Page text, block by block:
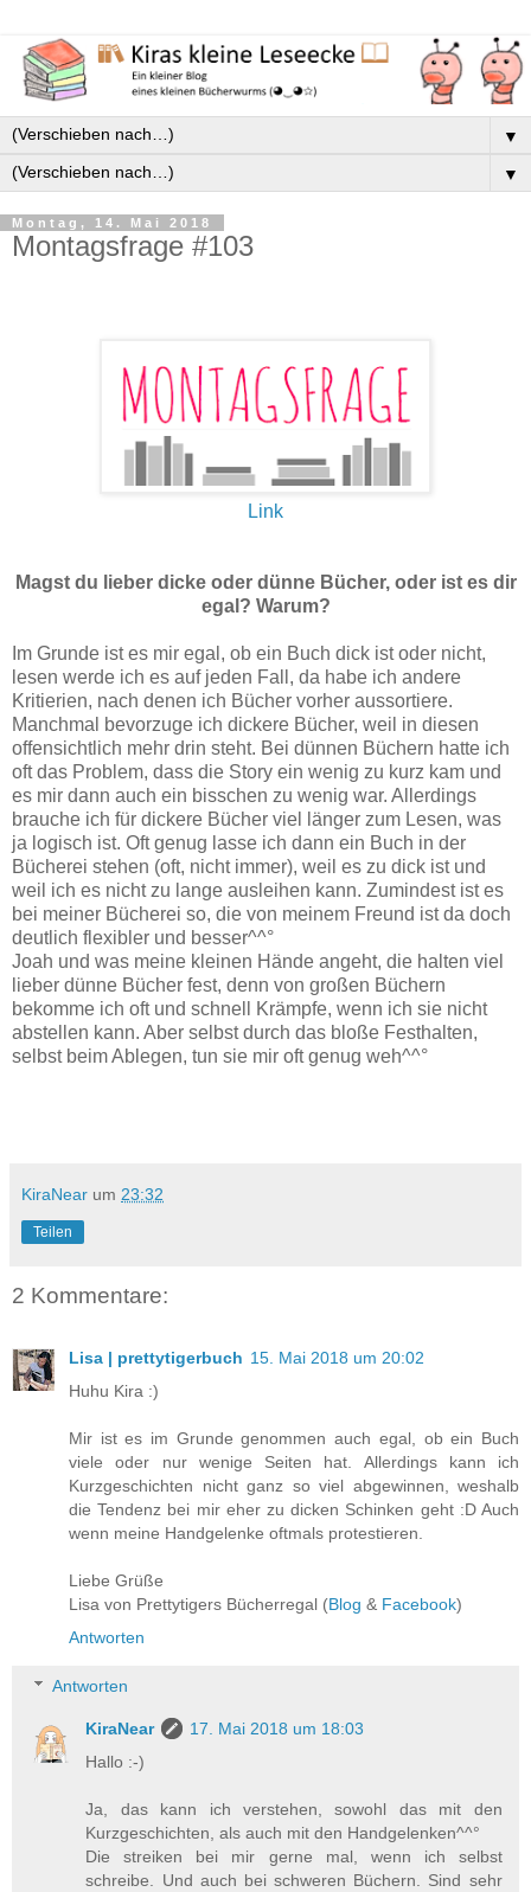
▼
▼
Montag, 14. Mai 2018
Montagsfrage #103
Link
Magst du lieber dicke oder dünne Bücher, oder ist es dir
egal? Warum?
Im Grunde ist es mir egal, ob ein Buch dick ist oder nicht,
lesen werde ich es auf jeden Fall, da habe ich andere
Kritierien, nach denen ich Bücher vorher aussortiere.
Manchmal bevorzuge ich dickere Bücher, weil in diesen
offensichtlich mehr drin steht. Bei dünnen Büchern hatte ich
oft das Problem, dass die Story ein wenig zu kurz kam und
es mir dann auch ein bisschen zu wenig war. Allerdings
brauche ich für dickere Bücher viel länger zum Lesen, was
ja logisch ist. Oft genug lasse ich dann ein Buch in der
Bücherei stehen (oft, nicht immer), weil es zu dick ist und
weil ich es nicht zu lange ausleihen kann. Zumindest ist es
bei meiner Bücherei so, die von meinem Freund ist da doch
deutlich flexibler und besser^^°
Joah und was meine kleinen Hände angeht, die halten viel
lieber dünne Bücher fest, denn von großen Büchern
bekomme ich oft und schnell Krämpfe, wenn ich sie nicht
abstellen kann. Aber selbst durch das bloße Festhalten,
selbst beim Ablegen, tun sie mir oft genug weh^^°
KiraNear um 23:32
Teilen
2 Kommentare:
Lisa | prettytigerbuch 15. Mai 2018 um 20:02
Huhu Kira :)
Mir ist es im Grunde genommen auch egal, ob ein Buch
viele oder nur wenige Seiten hat. Allerdings kann ich
Kurzgeschichten nicht ganz so viel abgewinnen, weshalb
die Tendenz bei mir eher zu dicken Schinken geht :D Auch
wenn meine Handgelenke oftmals protestieren.
Liebe Grüße
Lisa von Prettytigers Bücherregal (Blog & Facebook)
Antworten
Antworten
KiraNear
17. Mai 2018 um 18:03
Hallo :-)
Ja, das kann ich verstehen, sowohl das mit den
Kurzgeschichten, als auch mit den Handgelenken^^°
Die streiken bei mir gerne mal, wenn ich selbst
schreibe. Und auch bei schweren Büchern. Sind sehr